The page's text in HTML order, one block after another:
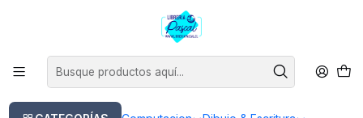
Este es el texto del slide
Cuchillo Rotativo 18mm para Tela RTY-1/C Olfa